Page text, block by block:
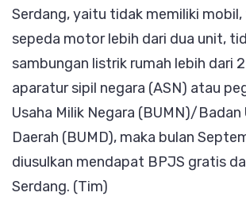
Serdang, yaitu tidak memiliki
sepeda motor lebih dari dua unit,
sambungan listrik rumah lebih dari
aparatur sipil negara (ASN) atau
Usaha Milik Negara (BUMN)/Badan
Daerah (BUMD), maka bulan
diusulkan mendapat BPJS gratis
Serdang. (Tim)